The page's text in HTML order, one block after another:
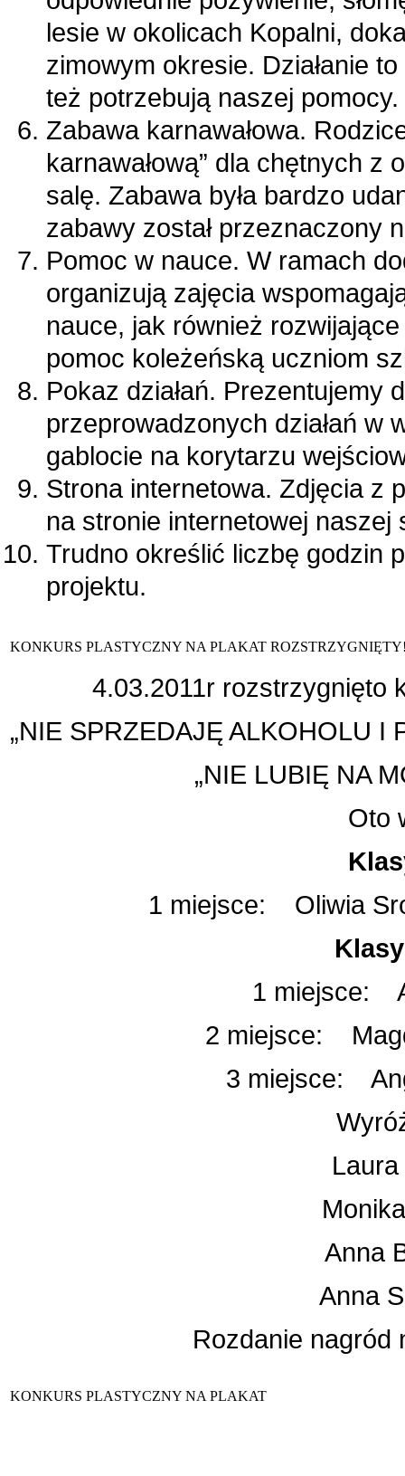
lesie w okolicach Kopalni,
zimowym okresie. Działanie
też potrzebują naszej pomocy.
Zabawa karnawałowa.
karnawałową” dla chętnych
salę. Zabawa była bardzo
zabawy został przeznaczony
Pomoc w nauce. W ramach
organizują zajęcia
nauce, jak również
pomoc koleżeńską uczniom
Pokaz działań. Prezentujemy
przeprowadzonych działań w
gablocie na korytarzu
Strona internetowa. Zdjęcia z
na stronie internetowej naszej
Trudno określić liczbę godzin
projektu.
KONKURS PLASTYCZNY NA PLAKAT
4.03.2011r rozstrzygnięto
„NIE SPRZEDAJĘ ALKOHOLU I
„NIE LUBIĘ NA
Oto
1 miejsce: Oliwia
1 miejsce:
2 miejsce:
3 miejsce:
Anna
Anna
Rozdanie nagród
KONKURS PLASTYCZNY NA PLAKAT